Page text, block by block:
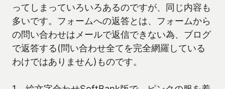
ってしまっていろいろあるのですが、同じ内容も
多いです。フォームへの返答とは、フォームから
の問い合わせはメールで返信できない為、ブログ
で返答する(問い合わせ全てを完全網羅している
わけではありません)ものです。